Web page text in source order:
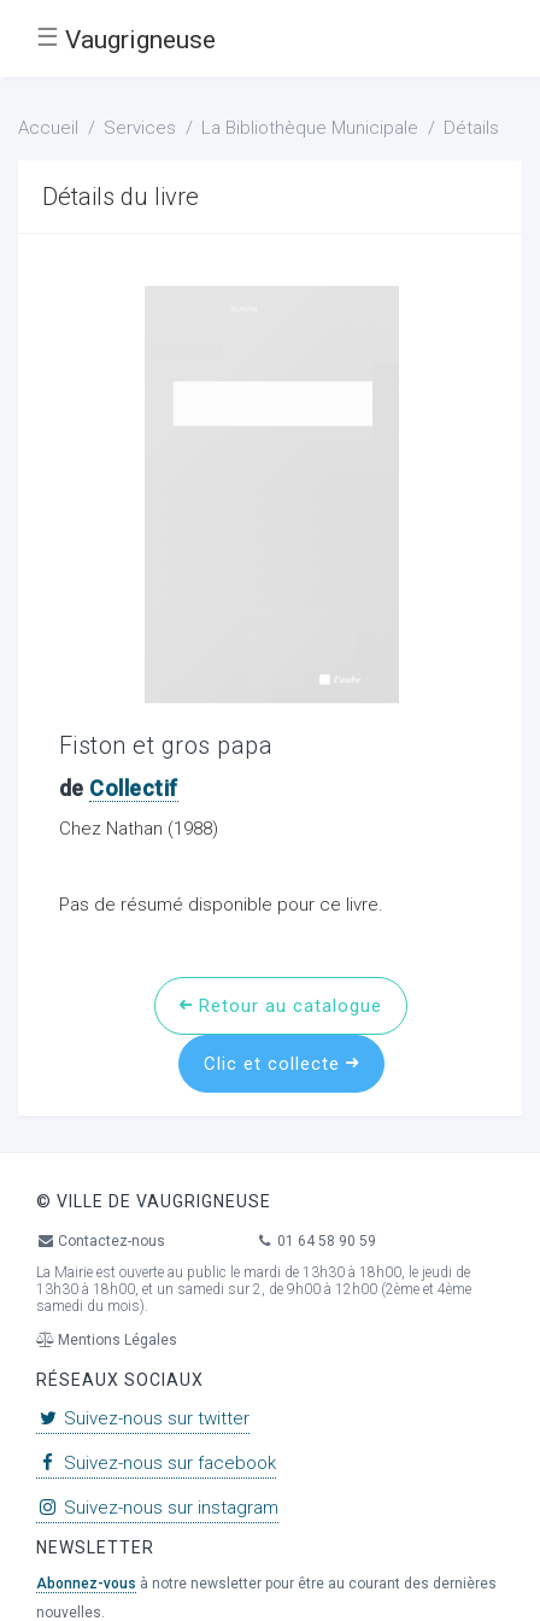
☰ Vaugrigneuse
Accueil Services La Bibliothèque Municipale Détails
Détails du livre
Fiston et gros papa
de Collectif
Chez Nathan (1988)
Pas de résumé disponible pour ce livre.
Retour au catalogue
Clic et collecte
© VILLE DE VAUGRIGNEUSE
Contactez-nous
01 64 58 90 59
La Mairie est ouverte au public le mardi de 13h30 à 18h00, le jeudi de
13h30 à 18h00, et un samedi sur 2, de 9h00 à 12h00 (2ème et 4ème
samedi du mois).
Mentions Légales
RÉSEAUX SOCIAUX
Suivez-nous sur twitter
Suivez-nous sur facebook
Suivez-nous sur instagram
NEWSLETTER
Abonnez-vous à notre newsletter pour être au courant des dernières
nouvelles.